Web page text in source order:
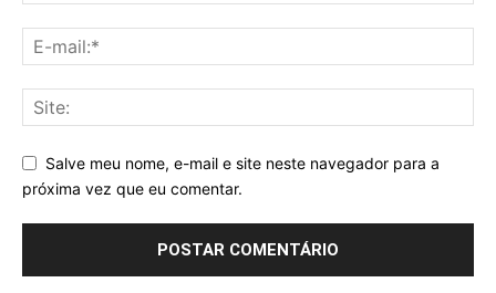
Salve meu nome, e-mail e site neste navegador para a
próxima vez que eu comentar.